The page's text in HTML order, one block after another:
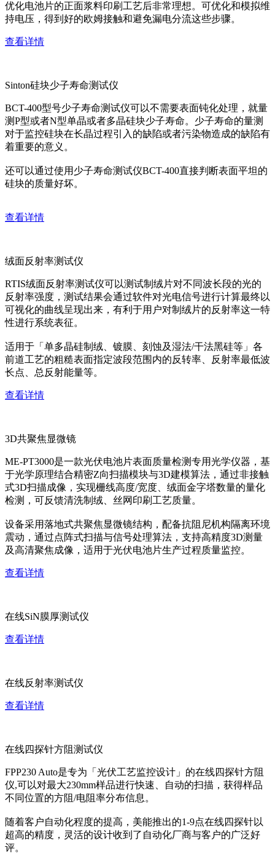
优化电池片的正面浆料印刷工艺后非常理想。可优化和模拟维
持电压，得到好的欧姆接触和避免漏电分流这些步骤。
查看详情
Sinton硅块少子寿命测试仪
BCT-400型号少子寿命测试仪可以不需要表面钝化处理，就量
测P型或者N型单晶或者多晶硅块少子寿命。少子寿命的量测
对于监控硅块在长晶过程引入的缺陷或者污染物造成的缺陷有
着重要的意义。
还可以通过使用少子寿命测试仪BCT-400直接判断表面平坦的
硅块的质量好坏。
查看详情
绒面反射率测试仪
RTIS绒面反射率测试仪可以测试制绒片对不同波长段的光的
反射率强度，测试结果会通过软件对光电信号进行计算最终以
可视化的曲线呈现出来，有利于用户对制绒片的反射率这一特
性进行系统表征。
适用于「单多晶硅制绒、镀膜、刻蚀及湿法/干法黑硅等」各
前道工艺的粗糙表面指定波段范围内的反转率、反射率最低波
长点、总反射能量等。
查看详情
3D共聚焦显微镜
ME-PT3000是一款光伏电池片表面质量检测专用光学仪器，基
于光学原理结合精密Z向扫描模块与3D建模算法，通过非接触
式3D扫描成像，实现栅线高度/宽度、绒面金字塔数量的量化
检测，可反馈清洗制绒、丝网印刷工艺质量。
设备采用落地式共聚焦显微镜结构，配备抗阻尼机构隔离环境
震动，通过点阵式扫描与信号处理算法，支持高精度3D测量
及高清聚焦成像，适用于光伏电池片生产过程质量监控。
查看详情
在线SiN膜厚测试仪
查看详情
在线反射率测试仪
查看详情
在线四探针方阻测试仪
FPP230 Auto是专为「光伏工艺监控设计」的在线四探针方阻
仪,可以对最大230mm样品进行快速、自动的扫描，获得样品
不同位置的方阻/电阻率分布信息。
随着客户自动化程度的提高，美能推出的1-9点在线四探针以
超高的精度，灵活的设计收到了自动化厂商与客户的广泛好
评。